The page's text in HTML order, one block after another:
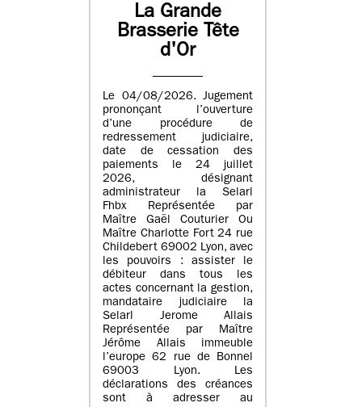
La Grande
Brasserie Tête
d'Or
Le 04/08/2026. Jugement
prononçant l’ouverture
d’une procédure de
redressement judiciaire,
date de cessation des
paiements le 24 juillet
2026, désignant
administrateur la Selarl
Fhbx Représentée par
Maître Gaël Couturier Ou
Maître Charlotte Fort 24 rue
Childebert 69002 Lyon, avec
les pouvoirs : assister le
débiteur dans tous les
actes concernant la gestion,
mandataire judiciaire la
Selarl Jerome Allais
Représentée par Maître
Jérôme Allais immeuble
l’europe 62 rue de Bonnel
69003 Lyon. Les
déclarations des créances
sont à adresser au